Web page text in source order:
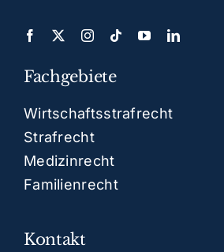
Fachgebiete
Wirtschaftsstrafrecht
Strafrecht
Medizinrecht
Familienrecht
Kontakt